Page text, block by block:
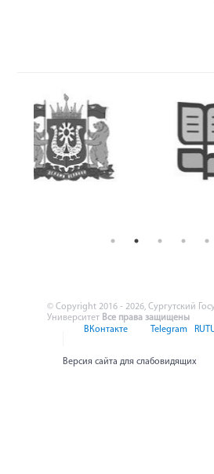
© Copyright 2016 - 2026, Сургутский
Университет Все права защищены
ВКонтакте
Telegram
Версия сайта для слабовидящих